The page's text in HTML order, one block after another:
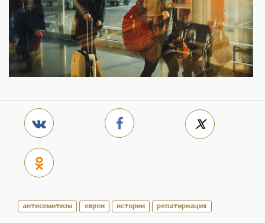
антисемитизм евреи истории репатириация